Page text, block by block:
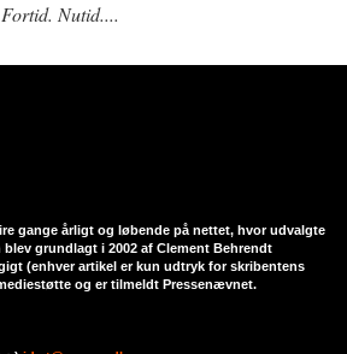
Nutid....
gange årligt og løbende på nettet, hvor udvalgte
grundlagt i 2002 af Clement Behrendt
(enhver artikel er kun udtryk for skribentens
og er tilmeldt Pressenævnet.